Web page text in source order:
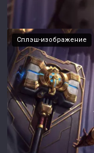
Сплэш-изображение